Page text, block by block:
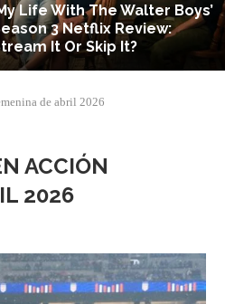
Life With The Walter Boys’
3 Netflix Review:
It Or Skip It?
de abril 2026
ACCIÓN
2026